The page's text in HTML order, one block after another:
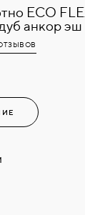
ECO
анкор эш